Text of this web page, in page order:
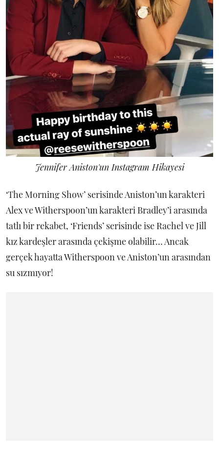
Jennifer Aniston'un Instagram Hikayesi
‘The Morning Show’ serisinde Aniston’un karakteri
Alex ve Witherspoon’un karakteri Bradley’i arasında
tatlı bir rekabet, ‘Friends’ serisinde ise Rachel ve Jill
kız kardeşler arasında çekişme olabilir… Ancak
gerçek hayatta Witherspoon ve Aniston’un arasından
su sızmıyor!